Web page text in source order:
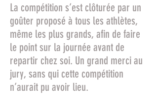
La compétition s’est clôturée par un
goûter proposé à tous les athlètes,
même les plus grands, afin de faire
le point sur la journée avant de
repartir chez soi. Un grand merci au
jury, sans qui cette compétition
n’aurait pu avoir lieu.